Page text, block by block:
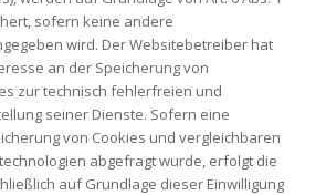
sofern keine andere
wird. Der Websitebetreiber hat
an der Speicherung von
zur technisch fehlerfreien und
seiner Dienste. Sofern eine
von Cookies und vergleichbaren
abgefragt wurde, erfolgt die
auf Grundlage dieser Einwilligung